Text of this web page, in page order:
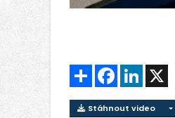
Sdílet FacebookLinkedIn
Stáhnout video